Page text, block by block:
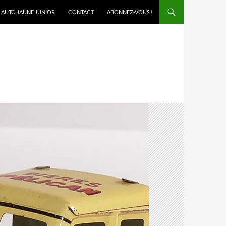
AUTO JAUNE JUNIOR CONTACT ABONNEZ-VOUS !